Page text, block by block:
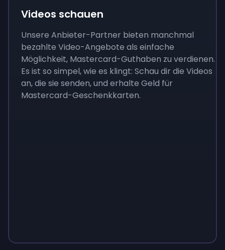
Videos schauen
Unsere Anbieter-Partner bieten manchmal
bezahlte Video-Angebote als einfache
Möglichkeit, Mastercard-Guthaben zu verdienen.
Es ist so simpel, wie es klingt: Schau dir die Videos
an, die sie senden, und erhalte Geld für
Mastercard-Geschenkkarten.